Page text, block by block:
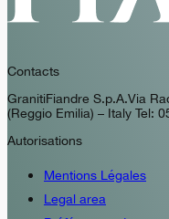
Contacts
GranitiFiandre S.p.A. Via
(Reggio Emilia) – Italy Tel:
Autorisations
Mentions Légales
Legal area